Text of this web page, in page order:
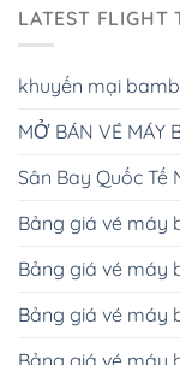
LATEST FLIGHT
khuyến mại
MỞ BÁN VÉ MÁY
Sân Bay Quốc Tế
Bảng giá vé máy
Bảng giá vé máy
Bảng giá vé máy